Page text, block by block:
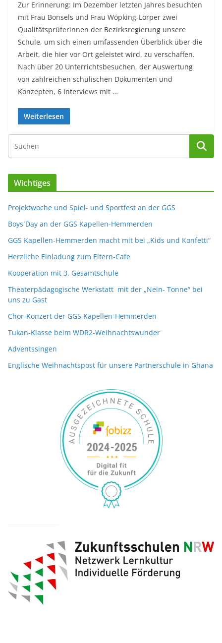
Zur Erinnerung: Im Dezember letzten Jahres besuchten
mit Frau Bonsels und Frau Wöpking-Lörper zwei
Qualitätsprüferinnen der Bezirksregierung unsere
Schule, um sich einen umfassenden Überblick über die
Arbeit, die hier vor Ort geleistet wird, zu verschaffen.
Nach über 20 Unterrichtsbesuchen, der Auswertung
von zahlreichen schulischen Dokumenten und
Konzepten, 6 Interviews mit …
Weiterlesen
Wichtiges
Projektwoche und Spiel- und Sportfest an der GGS
Boys´Day an der GGS Kapellen-Hemmerden
GGS Kapellen-Hemmerden macht mit bei „Kids und Konfetti“
Herzliche Einladung zum Eltern-Cafe
Kooperation mit 3. Gesamtschule
Theaterpädagogische Werkstatt mit der „Nein- Tonne“ bei
uns zu Gast
Chor-Konzert der GGS Kapellen-Hemmerden
Tukan-Klasse beim WDR2-Weihnachtswunder
Adventssingen
Englische Weihnachtspost für unsere Partnerschule in Ghana